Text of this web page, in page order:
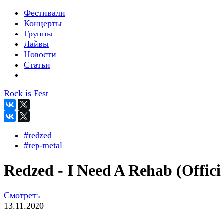
Фестивали
Концерты
Группы
Лайвы
Новости
Статьи
Rock is Fest
#redzed
#rep-metal
Redzed - I Need A Rehab
Смотреть
13.11.2020